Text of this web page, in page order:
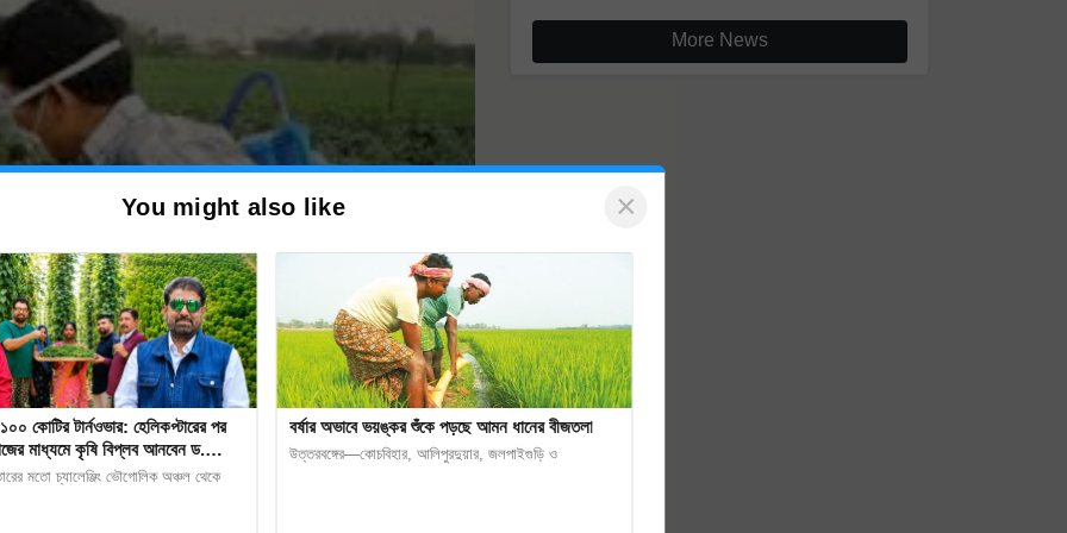
More News
You might also like ×
কোটির টার্নওভার: হেলিকপ্টারের পর
মাধ্যমে কৃষি বিপ্লব আনবেন ড.
মতো চ্যালেঞ্জিং ভৌগোলিক অঞ্চল থেকে
বর্ষার অভাবে ভয়ঙ্কর শুঁকে পড়ছে আমন ধানের বীজতলা
উত্তরবঙ্গের—কোচবিহার, আলিপুরদুয়ার, জলপাইগুড়ি ও